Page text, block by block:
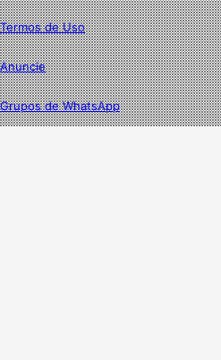
Termos de Uso
Anuncie
Grupos de WhatsApp